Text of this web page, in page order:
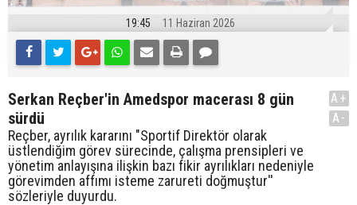
19:45 11 Haziran 2026
Serkan Reçber'in Amedspor macerası 8 gün
sürdü
Reçber, ayrılık kararını "Sportif Direktör olarak
üstlendiğim görev sürecinde, çalışma prensipleri ve
yönetim anlayışına ilişkin bazı fikir ayrılıkları nedeniyle
görevimden affımı isteme zarureti doğmuştur''
sözleriyle duyurdu.
A+
A-